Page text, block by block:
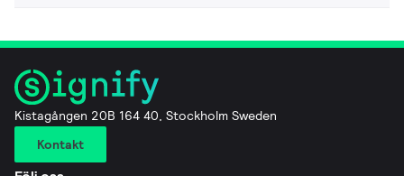
Kistagången 20B 164 40, Stockholm Sweden
Kontakt